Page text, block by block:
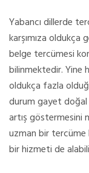
Yabancı dillerde
karşımıza oldukça
belge tercümesi
bilinmektedir. Yine
oldukça fazla
durum gayet doğal
artış göstermesini
uzman bir tercüme
bir hizmeti de